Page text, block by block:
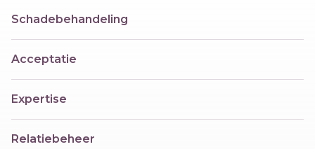
Schadebehandeling
Acceptatie
Expertise
Relatiebeheer